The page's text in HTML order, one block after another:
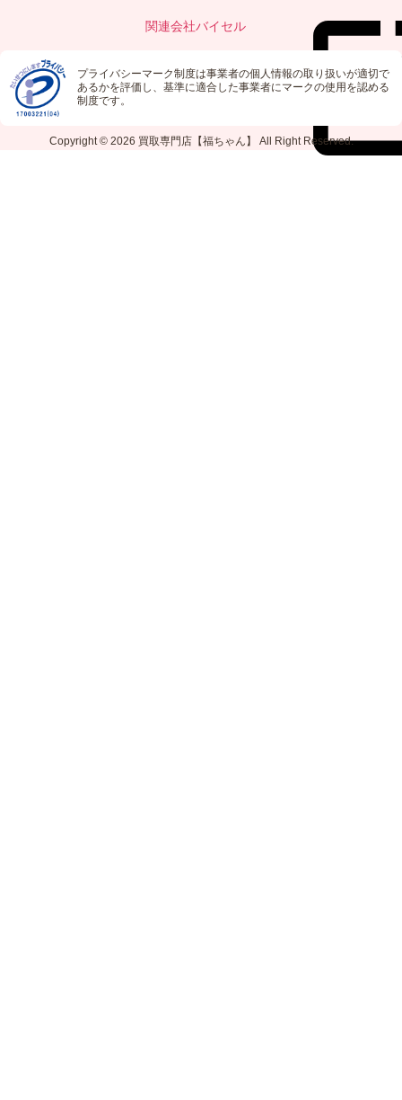
関連会社バイセル
プライバシーマーク制度は事業者の個人情報の取り扱いが適切で
あるかを評価し、基準に適合した事業者にマークの使用を認める
制度です。
Copyright © 2026 買取専門店【福ちゃん】 All Right Reserved.